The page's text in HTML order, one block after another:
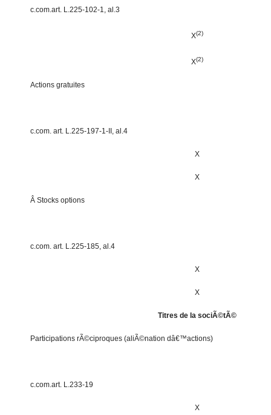
c.com.art. L.225-102-1, al.3
X(2)
X(2)
Actions gratuites
c.com. art. L.225-197-1-II, al.4
X
X
Â Stocks options
c.com. art. L.225-185, al.4
X
X
Titres de la sociÃ©tÃ©
Participations rÃ©ciproques (aliÃ©nation dâ€™actions)
c.com.art. L.233-19
X